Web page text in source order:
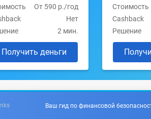
От 590 р./год
Нет
2 мин.
Получить деньги
Стоимость
Cashback
Решение
Ваш гид по финансовой